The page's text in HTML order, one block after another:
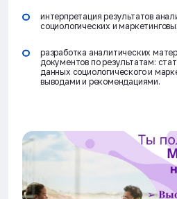
интерпретация результатов
социологических и
разработка аналитических
документов по результатам:
данных социологического и
выводами и рекомендациями.